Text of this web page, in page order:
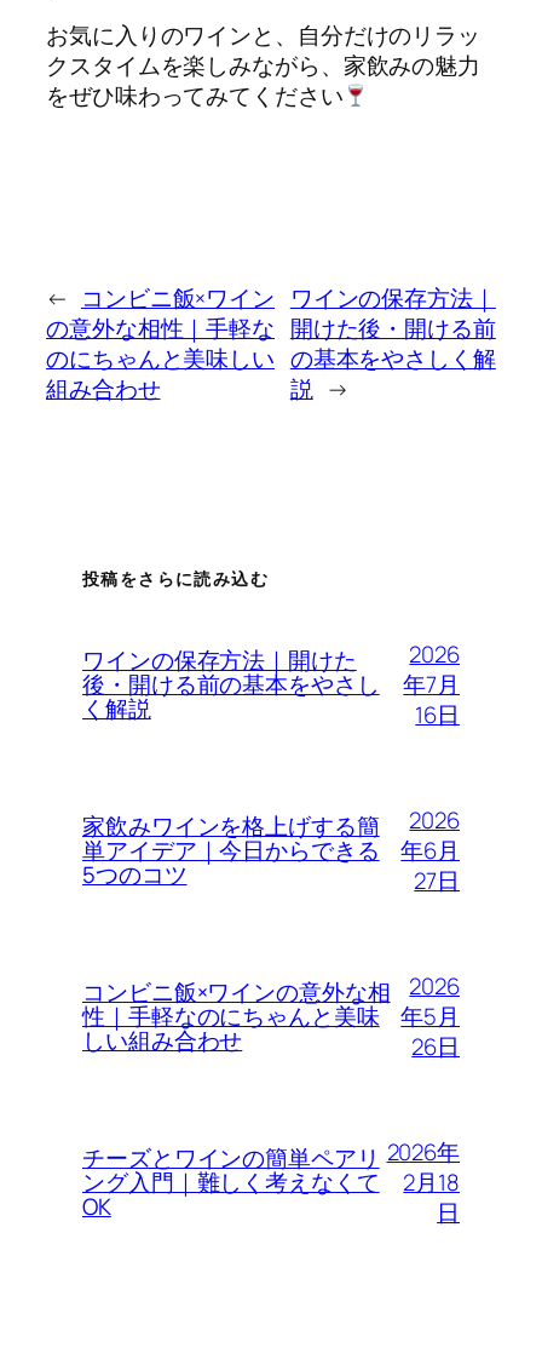
お気に入りのワインと、自分だけのリラッ
クスタイムを楽しみながら、家飲みの魅力
をぜひ味わってみてください
←
コンビニ飯×ワイン
の意外な相性｜手軽な
のにちゃんと美味しい
組み合わせ
ワインの保存方法｜
開けた後・開ける前
の基本をやさしく解
説 →
投稿をさらに読み込む
ワインの保存方法｜開けた
後・開ける前の基本をやさし
く解説
2026
年7月
16日
家飲みワインを格上げする簡
単アイデア｜今日からできる
5つのコツ
2026
年6月
27日
コンビニ飯×ワインの意外な相
性｜手軽なのにちゃんと美味
しい組み合わせ
2026
年5月
26日
チーズとワインの簡単ペアリ
ング入門｜難しく考えなくて
OK
2026年
2月18
日